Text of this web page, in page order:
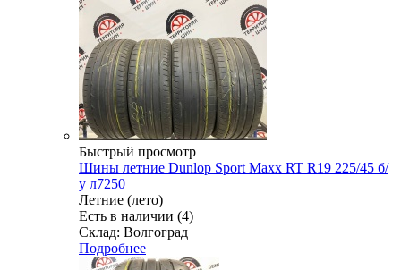
Быстрый просмотр
Шины летние Dunlop Sport Maxx RT R19 225/45 б/
у л7250
Летние (лето)
Есть в наличии (4)
Склад: Волгоград
Подробнее